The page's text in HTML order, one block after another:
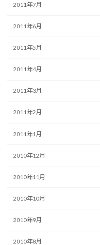
2011年7月
2011年6月
2011年5月
2011年4月
2011年3月
2011年2月
2011年1月
2010年12月
2010年11月
2010年10月
2010年9月
2010年8月